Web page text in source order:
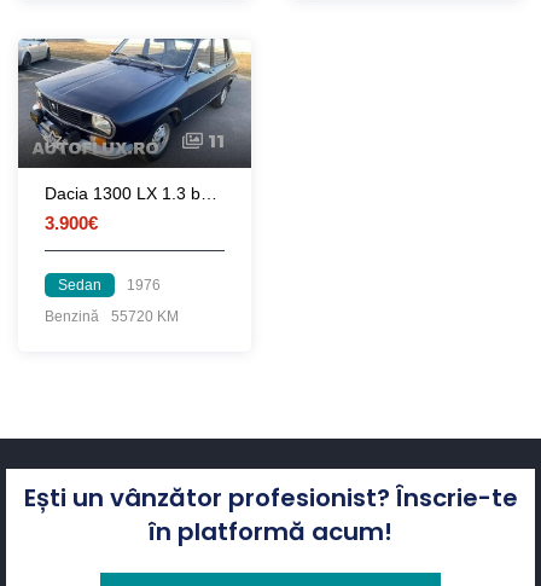
11
3.900€
Sedan
1976
Benzină
55720 KM
Ești un vânzător profesionist? Înscrie-te
în platformă acum!